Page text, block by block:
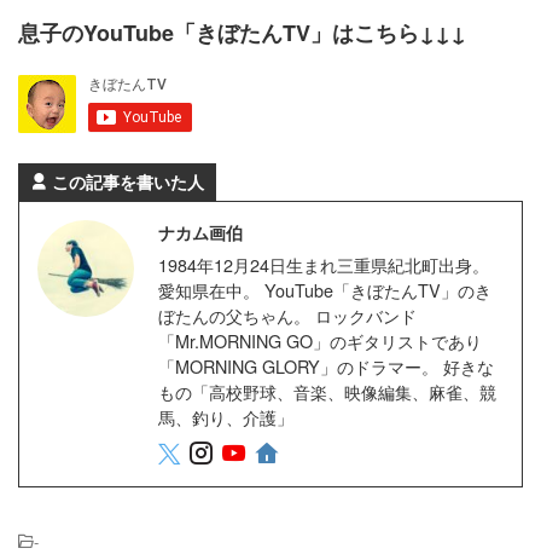
息子のYouTube「きぼたんTV」はこちら↓↓↓
この記事を書いた人
ナカム画伯
1984年12月24日生まれ三重県紀北町出身。
愛知県在中。 YouTube「きぼたんTV」のき
ぼたんの父ちゃん。 ロックバンド
「Mr.MORNING GO」のギタリストであり
「MORNING GLORY」のドラマー。 好きな
もの「高校野球、音楽、映像編集、麻雀、競
馬、釣り、介護」
-